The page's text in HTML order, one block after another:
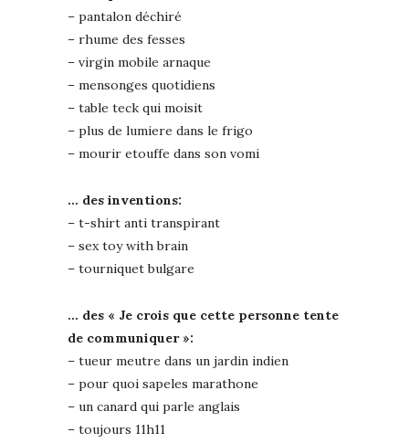
– pantalon déchiré
– rhume des fesses
– virgin mobile arnaque
– mensonges quotidiens
– table teck qui moisit
– plus de lumiere dans le frigo
– mourir etouffe dans son vomi
… des inventions:
– t-shirt anti transpirant
– sex toy with brain
– tourniquet bulgare
… des « Je crois que cette personne tente
de communiquer »:
– tueur meutre dans un jardin indien
– pour quoi sapeles marathone
– un canard qui parle anglais
– toujours 11h11